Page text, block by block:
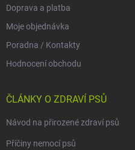
Doprava a platba
Moje objednávka
Poradna / Kontakty
Hodnocení obchodu
ČLÁNKY O ZDRAVÍ PSŮ
Návod na přirozené zdraví psů
Příčiny nemocí psů